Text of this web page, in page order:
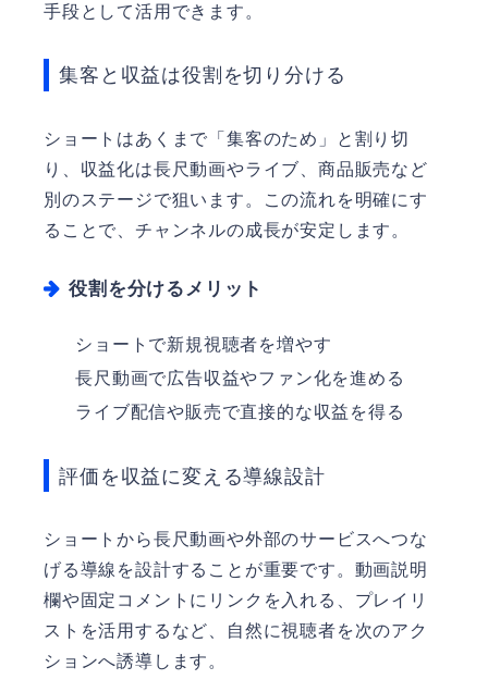
手段として活用できます。
集客と収益は役割を切り分ける
ショートはあくまで「集客のため」と割り切
り、収益化は長尺動画やライブ、商品販売など
別のステージで狙います。この流れを明確にす
ることで、チャンネルの成長が安定します。
役割を分けるメリット
ショートで新規視聴者を増やす
長尺動画で広告収益やファン化を進める
ライブ配信や販売で直接的な収益を得る
評価を収益に変える導線設計
ショートから長尺動画や外部のサービスへつな
げる導線を設計することが重要です。動画説明
欄や固定コメントにリンクを入れる、プレイリ
ストを活用するなど、自然に視聴者を次のアク
ションへ誘導します。